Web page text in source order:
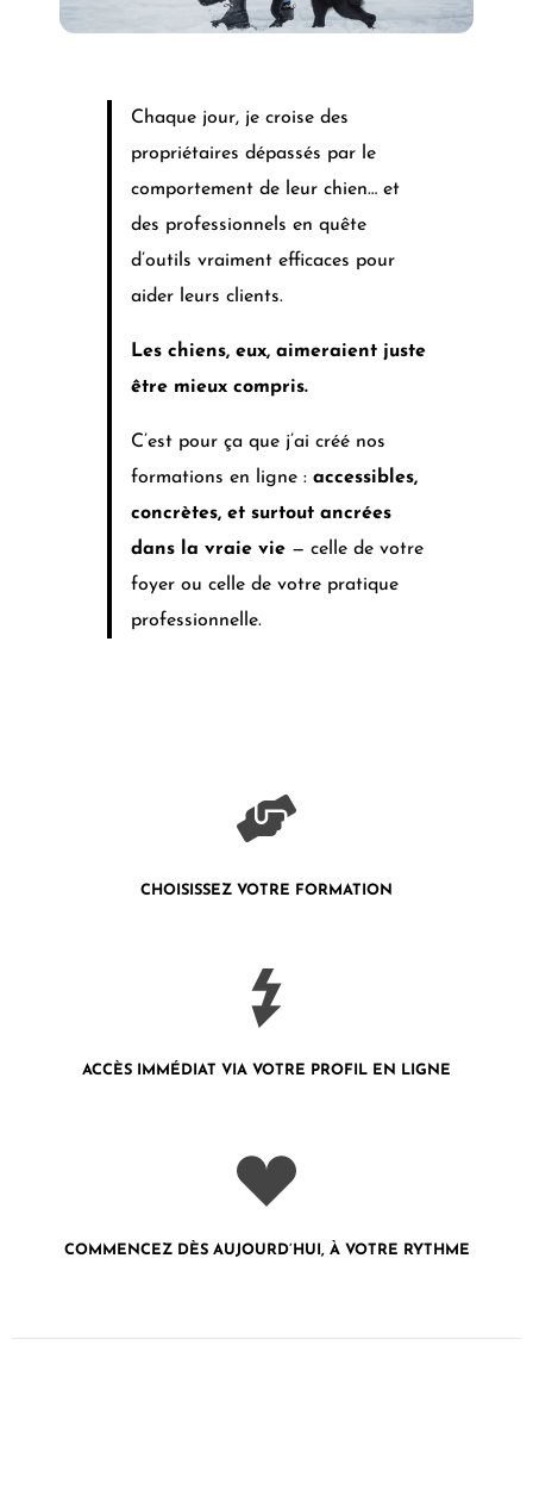
Chaque jour, je croise des
propriétaires dépassés par le
comportement de leur chien… et
des professionnels en quête
d’outils vraiment efficaces pour
aider leurs clients.
Les chiens, eux, aimeraient juste
être mieux compris.
C’est pour ça que j’ai créé nos
formations en ligne : accessibles,
concrètes, et surtout ancrées
dans la vraie vie — celle de votre
foyer ou celle de votre pratique
professionnelle.
CHOISISSEZ VOTRE FORMATION
ACCÈS IMMÉDIAT VIA VOTRE PROFIL EN LIGNE
COMMENCEZ DÈS AUJOURD’HUI, À VOTRE RYTHME